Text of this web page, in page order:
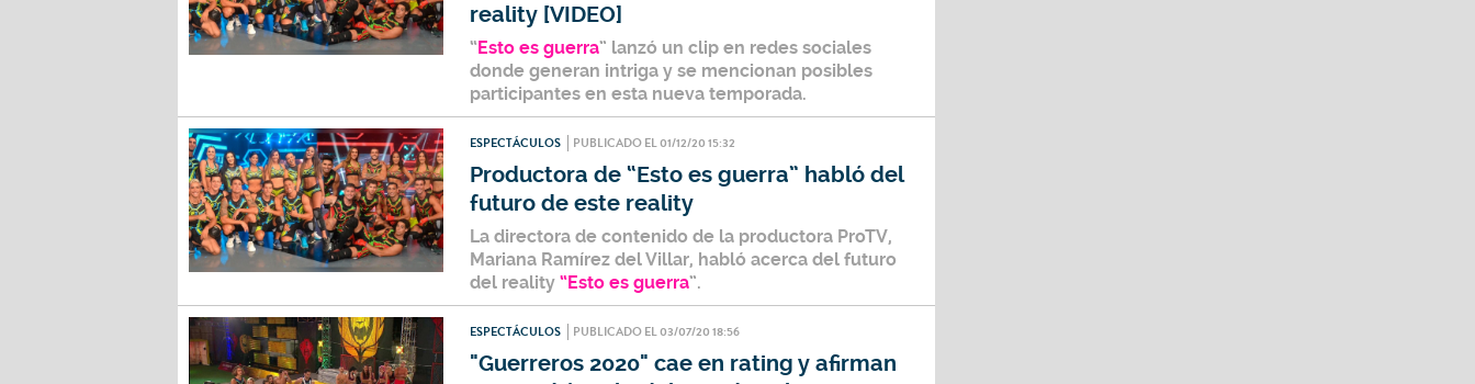
reality [VIDEO]
“Esto es guerra” lanzó un clip en redes sociales
donde generan intriga y se mencionan posibles
participantes en esta nueva temporada.
ESPECTÁCULOS PUBLICADO EL 01/12/20 15:32
Productora de “Esto es guerra” habló del
futuro de este reality
La directora de contenido de la productora ProTV,
Mariana Ramírez del Villar, habló acerca del futuro
del reality “Esto es guerra”.
ESPECTÁCULOS PUBLICADO EL 03/07/20 18:56
"Guerreros 2020" cae en rating y afirman